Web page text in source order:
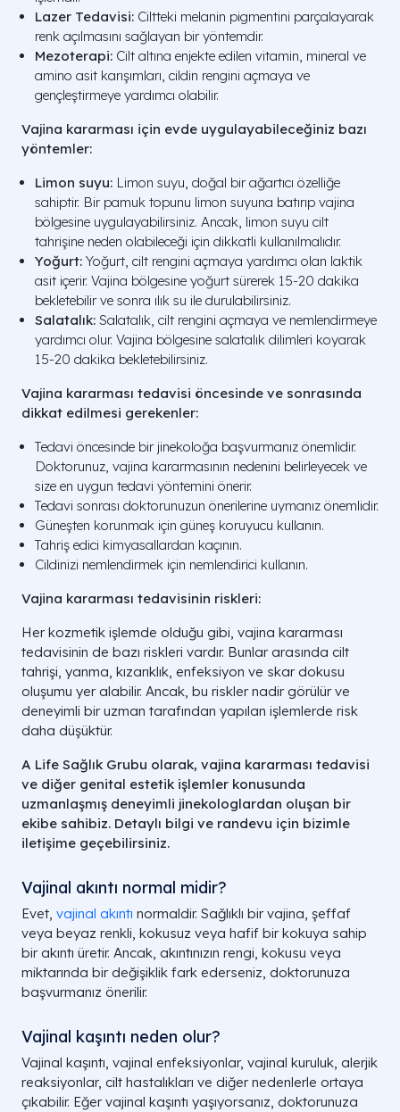
Lazer Tedavisi: Ciltteki melanin pigmentini parçalayarak
renk açılmasını sağlayan bir yöntemdir.
Mezoterapi: Cilt altına enjekte edilen vitamin, mineral ve
amino asit karışımları, cildin rengini açmaya ve
gençleştirmeye yardımcı olabilir.
Vajina kararması için evde uygulayabileceğiniz bazı
yöntemler:
Limon suyu: Limon suyu, doğal bir ağartıcı özelliğe
sahiptir. Bir pamuk topunu limon suyuna batırıp vajina
bölgesine uygulayabilirsiniz. Ancak, limon suyu cilt
tahrişine neden olabileceği için dikkatli kullanılmalıdır.
Yoğurt: Yoğurt, cilt rengini açmaya yardımcı olan laktik
asit içerir. Vajina bölgesine yoğurt sürerek 15-20 dakika
bekletebilir ve sonra ılık su ile durulabilirsiniz.
Salatalık: Salatalık, cilt rengini açmaya ve nemlendirmeye
yardımcı olur. Vajina bölgesine salatalık dilimleri koyarak
15-20 dakika bekletebilirsiniz.
Vajina kararması tedavisi öncesinde ve sonrasında
dikkat edilmesi gerekenler:
Tedavi öncesinde bir jinekoloğa başvurmanız önemlidir.
Doktorunuz, vajina kararmasının nedenini belirleyecek ve
size en uygun tedavi yöntemini önerir.
Tedavi sonrası doktorunuzun önerilerine uymanız önemlidir.
Güneşten korunmak için güneş koruyucu kullanın.
Tahriş edici kimyasallardan kaçının.
Cildinizi nemlendirmek için nemlendirici kullanın.
Vajina kararması tedavisinin riskleri:
Her kozmetik işlemde olduğu gibi, vajina kararması
tedavisinin de bazı riskleri vardır. Bunlar arasında cilt
tahrişi, yanma, kızarıklık, enfeksiyon ve skar dokusu
oluşumu yer alabilir. Ancak, bu riskler nadir görülür ve
deneyimli bir uzman tarafından yapılan işlemlerde risk
daha düşüktür.
A Life Sağlık Grubu olarak, vajina kararması tedavisi
ve diğer genital estetik işlemler konusunda
uzmanlaşmış deneyimli jinekologlardan oluşan bir
ekibe sahibiz. Detaylı bilgi ve randevu için bizimle
iletişime geçebilirsiniz.
Vajinal akıntı normal midir?
Evet, vajinal akıntı normaldir. Sağlıklı bir vajina, şeffaf
veya beyaz renkli, kokusuz veya hafif bir kokuya sahip
bir akıntı üretir. Ancak, akıntınızın rengi, kokusu veya
miktarında bir değişiklik fark ederseniz, doktorunuza
başvurmanız önerilir.
Vajinal kaşıntı neden olur?
Vajinal kaşıntı, vajinal enfeksiyonlar, vajinal kuruluk, alerjik
reaksiyonlar, cilt hastalıkları ve diğer nedenlerle ortaya
çıkabilir. Eğer vajinal kaşıntı yaşıyorsanız, doktorunuza